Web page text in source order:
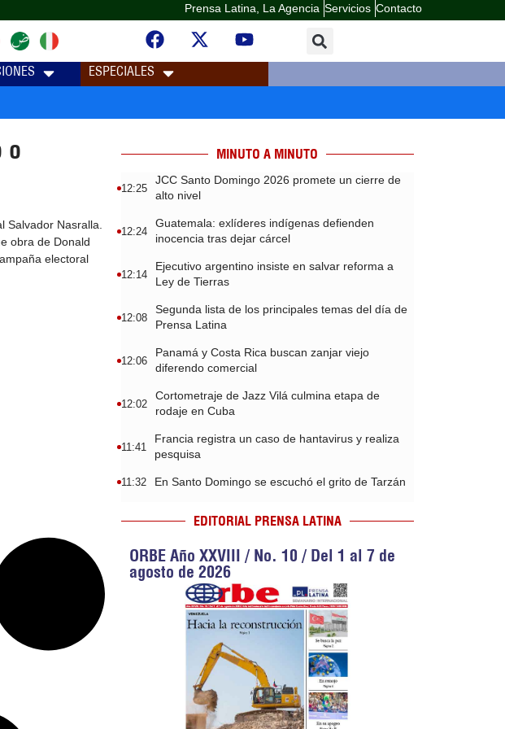
Prensa Latina, La Agencia Servicios Contacto
ESPECIALES
o
Salvador Nasralla.
obra de Donald
electoral
MINUTO A MINUTO
12:25
JCC Santo Domingo 2026 promete un cierre de
alto nivel
12:24
Guatemala: exlíderes indígenas defienden
inocencia tras dejar cárcel
12:14
Ejecutivo argentino insiste en salvar reforma a
Ley de Tierras
12:08
Segunda lista de los principales temas del día de
Prensa Latina
12:06
Panamá y Costa Rica buscan zanjar viejo
diferendo comercial
12:02
Cortometraje de Jazz Vilá culmina etapa de
rodaje en Cuba
11:41
Francia registra un caso de hantavirus y realiza
pesquisa
11:32 En Santo Domingo se escuchó el grito de Tarzán
EDITORIAL PRENSA LATINA
ORBE Año XXVIII / No. 10 / Del 1 al 7 de
agosto de 2026